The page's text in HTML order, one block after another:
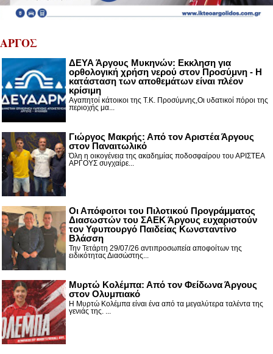
ΑΡΓΟΣ
ΔΕΥΑ Άργους Μυκηνών: Εκκληση για
ορθολογική χρήση νερού στον Προσύμνη - Η
κατάσταση των αποθεμάτων είναι πλέον
κρίσιμη
Αγαπητοί κάτοικοι της Τ.Κ. Προσύμνης,Οι υδατικοί πόροι της
περιοχής μα...
Γιώργος Μακρής: Από τον Αριστέα Άργους
στον Παναιτωλικό
Όλη η οικογένεια της ακαδημίας ποδοσφαίρου του ΑΡΙΣΤΕΑ
ΑΡΓΟΥΣ συγχαίρε...
Οι Απόφοιτοι του Πιλοτικού Προγράμματος
Διασωστών του ΣΑΕΚ Άργους ευχαριστούν
τον Υφυπουργό Παιδείας Κωνσταντίνο
Βλάσση
Την Τετάρτη 29/07/26 αντιπροσωπεία αποφοίτων της
ειδικότητας Διασώστης...
Μυρτώ Κολέμπα: Από τον Φείδωνα Άργους
στον Ολυμπιακό
Η Μυρτώ Κολέμπα είναι ένα από τα μεγαλύτερα ταλέντα της
γενιάς της. ...